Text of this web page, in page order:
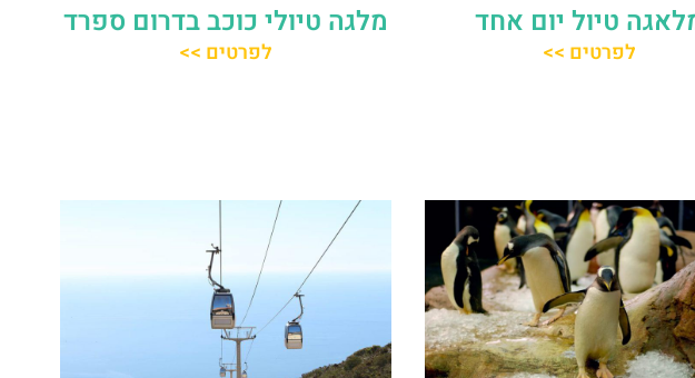
טיול יום אחד
לפרטים >>
מלגה טיולי כוכב בדרום ספרד
לפרטים >>